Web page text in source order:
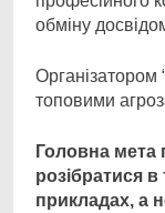
обміну
Організатором
топовими
Головна мета
розібратися
прикладах, а